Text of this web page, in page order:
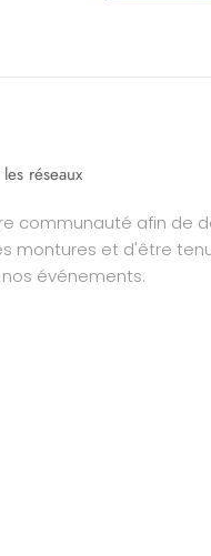
réseaux
communauté afin de
montures et d'être
événements.